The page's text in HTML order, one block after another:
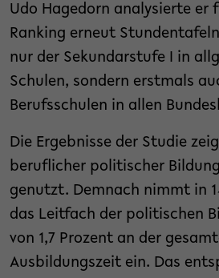
Udo Hagedorn analysierte er
Ranking erneut
nur der Sekundarstufe I in
Schulen, sondern erstmals
Berufsschulen in allen
Die Ergebnisse der Studie
beruflicher politischer
genutzt. Demnach nimmt in
das Leitfach der politischen
von 1,7 Prozent an der
Ausbildungszeit ein. Das